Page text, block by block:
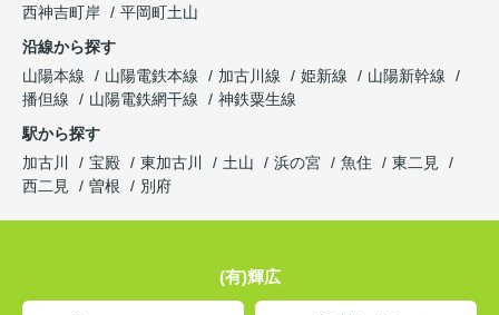
西神吉町岸
平岡町土山
沿線から探す
山陽本線
山陽電鉄本線 加古川線 姫新線
山陽新幹線
播但線
山陽電鉄網干線
神鉄粟生線
駅から探す
加古川
宝殿 東加古川 土山 浜の宮 魚住
東二見
西二見
曽根 別府
(有)輝広